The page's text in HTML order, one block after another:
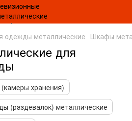
одежды металлические Шкафы
для
хранения)
(раздевалок) металлические